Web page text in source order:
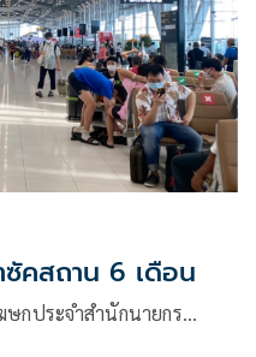
ซัคสถาน 6 เดือน
ษกประจำสำนักนายกร…